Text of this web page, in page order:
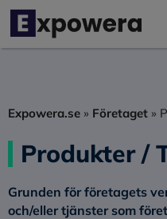
Hoppa
innehåll
Expowera.se » Företaget »
Produkter /
Grunden för företagets
och/eller tjänster som